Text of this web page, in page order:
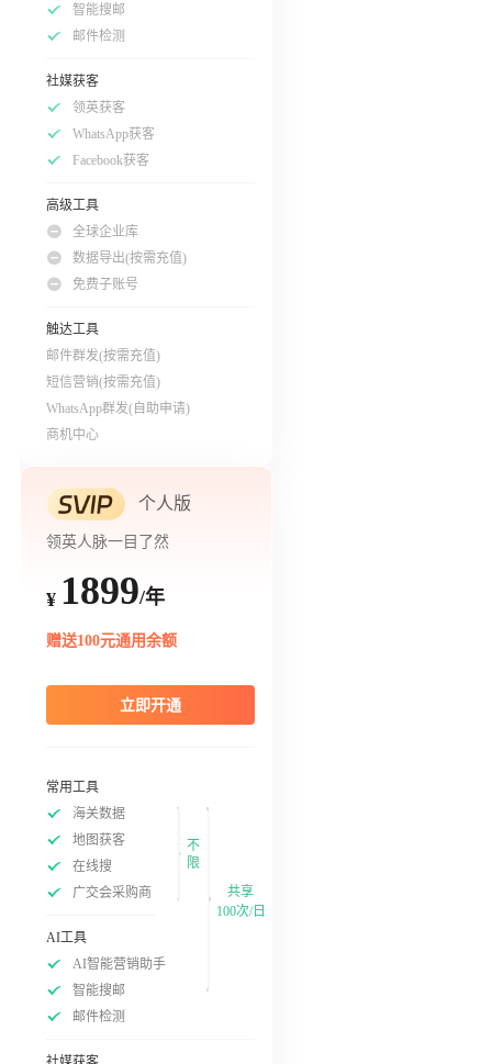
智能搜邮
邮件检测
社媒获客
领英获客
WhatsApp获客
Facebook获客
高级工具
全球企业库
数据导出(按需充值)
免费子账号
触达工具
邮件群发(按需充值)
短信营销(按需充值)
WhatsApp群发(自助申请)
商机中心
个人版
领英人脉一目了然
¥ 1899/年
赠送100元通用余额
立即开通
常用工具
海关数据
地图获客
在线搜
广交会采购商
不
限
AI工具
AI智能营销助手
智能搜邮
邮件检测
共享
100次/日